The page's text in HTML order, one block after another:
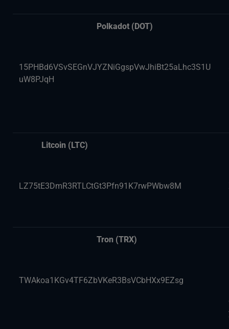
Polkadot (DOT)
15PHBd6VSvSEGnVJYZNiGgspVwJhiBt25aLhc3S1U
uW8PJqH
Litcoin (LTC)
LZ75tE3DmR3RTLCtGt3Pfn91K7rwPWbw8M
Tron (TRX)
TWAkoa1KGv4TF6ZbVKeR3BsVCbHXx9EZsg